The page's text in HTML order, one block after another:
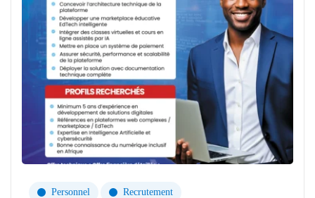
Personnel Recrutement